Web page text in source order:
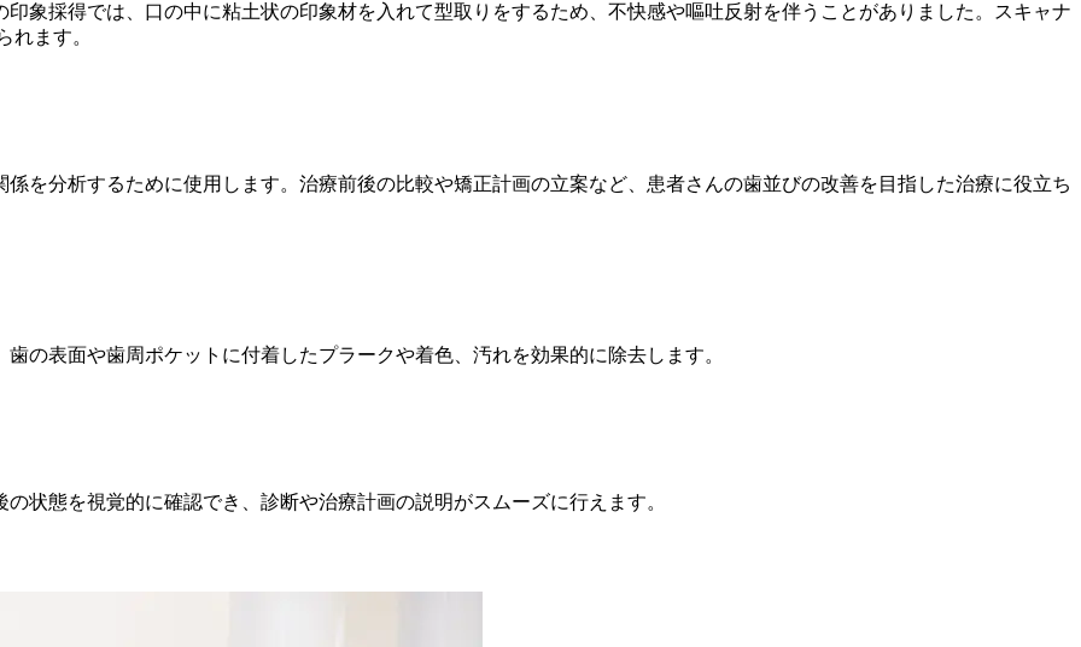
象採得では、口の中に粘土状の印象材を入れて型取りをするため、不快感や嘔吐反射を伴うことがありました。スキャナ
れます。
を分析するために使用します。治療前後の比較や矯正計画の立案など、患者さんの歯並びの改善を目指した治療に役立ち
の表面や歯周ポケットに付着したプラークや着色、汚れを効果的に除去します。
状態を視覚的に確認でき、診断や治療計画の説明がスムーズに行えます。